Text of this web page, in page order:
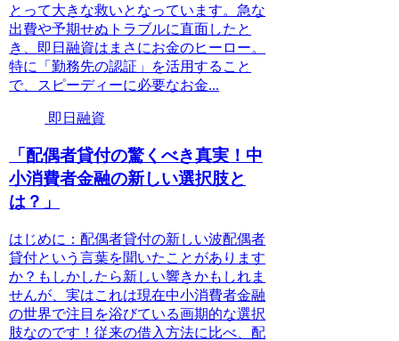
とって大きな救いとなっています。急な
出費や予期せぬトラブルに直面したと
き、即日融資はまさにお金のヒーロー。
特に「勤務先の認証」を活用すること
で、スピーディーに必要なお金...
即日融資
「配偶者貸付の驚くべき真実！中
小消費者金融の新しい選択肢と
は？」
はじめに：配偶者貸付の新しい波配偶者
貸付という言葉を聞いたことがあります
か？もしかしたら新しい響きかもしれま
せんが、実はこれは現在中小消費者金融
の世界で注目を浴びている画期的な選択
肢なのです！従来の借入方法に比べ、配